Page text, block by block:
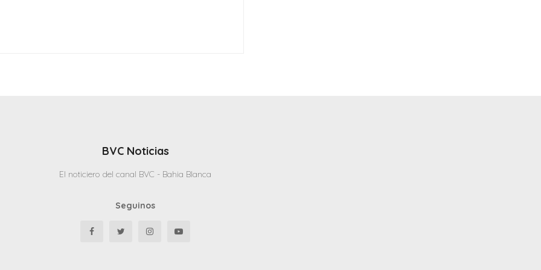
BVC Noticias
El noticiero del canal BVC - Bahia Blanca
Seguinos